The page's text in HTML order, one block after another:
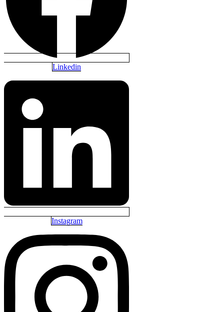
Linkedin
Instagram